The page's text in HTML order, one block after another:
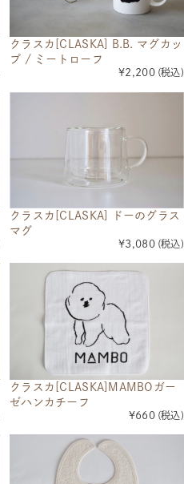
クラスカ[CLASKA] B.B. マグカッ
プ / ミートローフ
¥2,200 (税込)
クラスカ[CLASKA] ドーのグラス
マグ
¥3,080 (税込)
クラスカ[CLASKA]MAMBOガー
ゼハンカチーフ
¥660 (税込)